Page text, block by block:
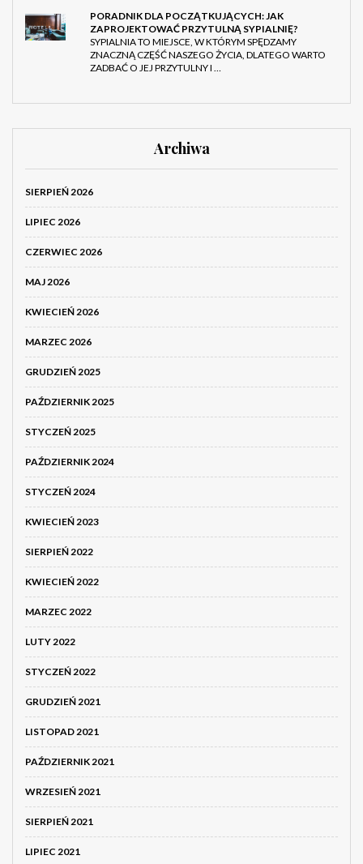
PORADNIK DLA POCZĄTKUJĄCYCH: JAK
ZAPROJEKTOWAĆ PRZYTULNĄ SYPIALNIĘ?
SYPIALNIA TO MIEJSCE, W KTÓRYM SPĘDZAMY
ZNACZNĄ CZĘŚĆ NASZEGO ŻYCIA, DLATEGO WARTO
ZADBAĆ O JEJ PRZYTULNY I …
Archiwa
SIERPIEŃ 2026
LIPIEC 2026
CZERWIEC 2026
MAJ 2026
KWIECIEŃ 2026
MARZEC 2026
GRUDZIEŃ 2025
PAŹDZIERNIK 2025
STYCZEŃ 2025
PAŹDZIERNIK 2024
STYCZEŃ 2024
KWIECIEŃ 2023
SIERPIEŃ 2022
KWIECIEŃ 2022
MARZEC 2022
LUTY 2022
STYCZEŃ 2022
GRUDZIEŃ 2021
LISTOPAD 2021
PAŹDZIERNIK 2021
WRZESIEŃ 2021
SIERPIEŃ 2021
LIPIEC 2021